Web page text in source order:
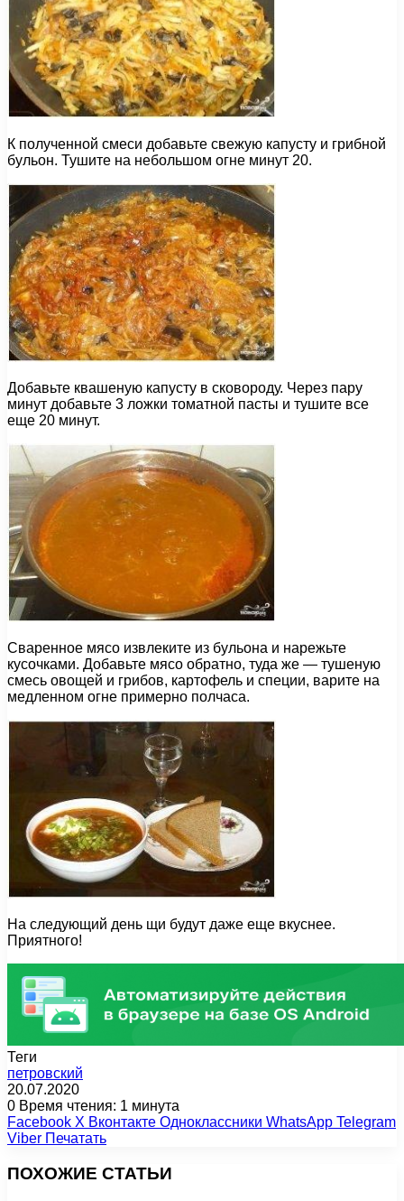
К полученной смеси добавьте свежую капусту и грибной
бульон. Тушите на небольшом огне минут 20.
Добавьте квашеную капусту в сковороду. Через пару
минут добавьте 3 ложки томатной пасты и тушите все
еще 20 минут.
Сваренное мясо извлеките из бульона и нарежьте
кусочками. Добавьте мясо обратно, туда же — тушеную
смесь овощей и грибов, картофель и специи, варите на
медленном огне примерно полчаса.
На следующий день щи будут даже еще вкуснее.
Приятного!
Теги
петровский
20.07.2020
0 Время чтения: 1 минута
Facebook X Вконтакте Одноклассники WhatsApp Telegram
Viber Печатать
ПОХОЖИЕ СТАТЬИ